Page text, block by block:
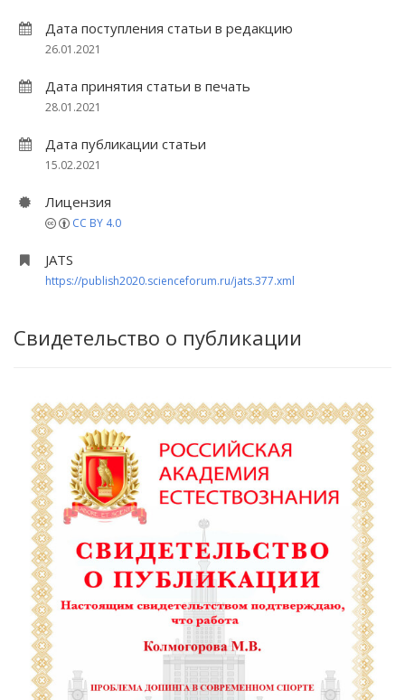
Дата поступления статьи в редакцию
26.01.2021
Дата принятия статьи в печать
28.01.2021
Дата публикации статьи
15.02.2021
Лицензия
CC BY 4.0
JATS
https://publish2020.scienceforum.ru/jats.377.xml
Свидетельство о публикации